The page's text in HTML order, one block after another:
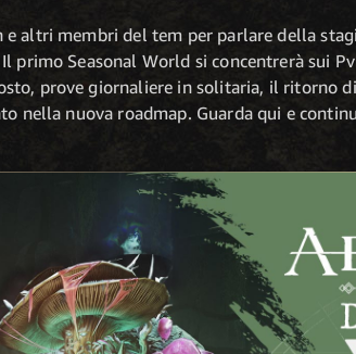
e altri membri del tem per parlare della
Seasonal World si concentrerà sui
prove giornaliere in solitaria, il ritorno
nella nuova roadmap. Guarda qui e